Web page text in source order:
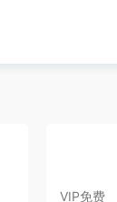
VIP免费